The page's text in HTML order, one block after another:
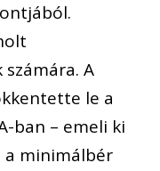
A
le a
ban – emeli ki
a minimálbér